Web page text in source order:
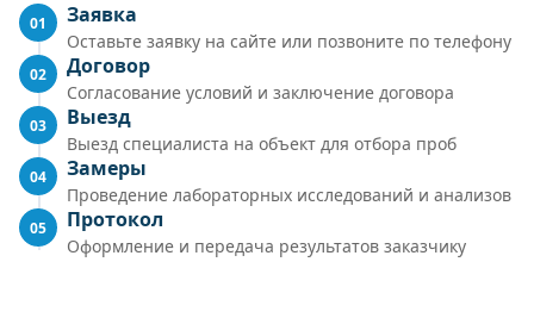
01 Заявка
Оставьте заявку на сайте или позвоните по телефону
02 Договор
Согласование условий и заключение договора
03 Выезд
Выезд специалиста на объект для отбора проб
04 Замеры
Проведение лабораторных исследований и анализов
05 Протокол
Оформление и передача результатов заказчику